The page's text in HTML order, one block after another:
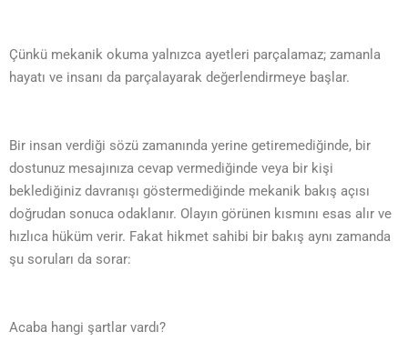
Çünkü mekanik okuma yalnızca ayetleri parçalamaz; zamanla
hayatı ve insanı da parçalayarak değerlendirmeye başlar.
Bir insan verdiği sözü zamanında yerine getiremediğinde, bir
dostunuz mesajınıza cevap vermediğinde veya bir kişi
beklediğiniz davranışı göstermediğinde mekanik bakış açısı
doğrudan sonuca odaklanır. Olayın görünen kısmını esas alır ve
hızlıca hüküm verir. Fakat hikmet sahibi bir bakış aynı zamanda
şu soruları da sorar:
Acaba hangi şartlar vardı?